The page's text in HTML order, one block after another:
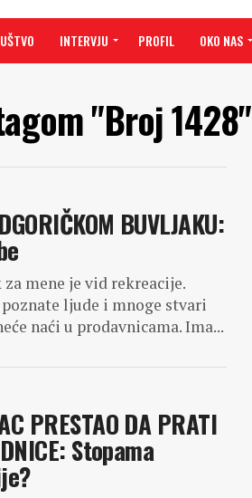
INTERVJU PROFIL OKO NAS
"Broj 1428"
BUVLJAKU:
mene je vid rekreacije.
ljude i mnoge stvari
naći u prodavnicama. Ima...
PRESTAO DA PRATI
Stopama